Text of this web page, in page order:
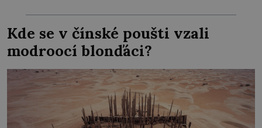
Zraněná žena pár dní nato umírá. Je to muž
nebývale krutý. Jeho činy budí hrůzu ještě
dlouho po jeho smrti […]
Kde se v čínské poušti vzali
modroocí blonďáci?